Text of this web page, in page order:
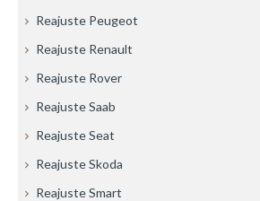
Reajuste Peugeot
Reajuste Renault
Reajuste Rover
Reajuste Saab
Reajuste Seat
Reajuste Skoda
Reajuste Smart